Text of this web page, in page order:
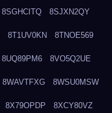
8SGHCITQ 8SJXN2QY
8T1UV0KN 8TNOE569
8UQ89PM6 8VO5Q2UE
8WAVTFXG 8WSU0MSW
8X79OPDP 8XCY80VZ